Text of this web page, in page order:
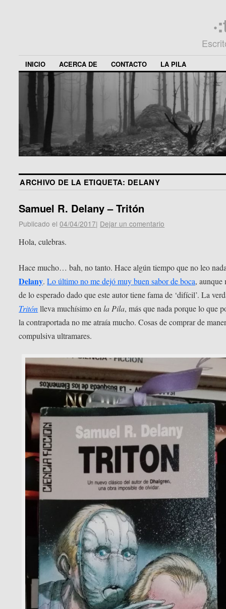
INICIO ACERCA DE CONTACTO LA PILA
ARCHIVO DE LA ETIQUETA: DELANY
Samuel R. Delany – Tritón
Publicado el 04/04/2017| Dejar un comentario
Hola, culebras.
Hace mucho… bah, no tanto. Hace algún tiempo que no leo
Delany.Lo último no me dejó muy buen sabor de boca, aunque
de lo esperado dado que este autor tiene fama de ‘difícil’. La
Tritónlleva muchísimo enla Pila, más que nada porque lo que
la contraportada no me atraía mucho. Cosas de comprar de
compulsiva ultramares.